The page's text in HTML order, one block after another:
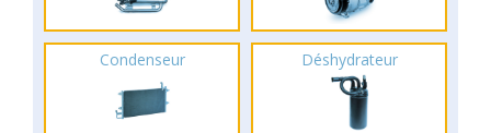
Condenseur Déshydrateur